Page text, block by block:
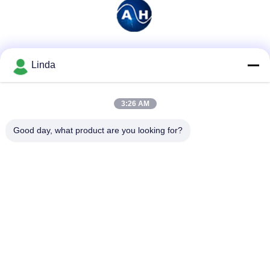
Linda
3:26 AM
Good day, what product are you looking for?